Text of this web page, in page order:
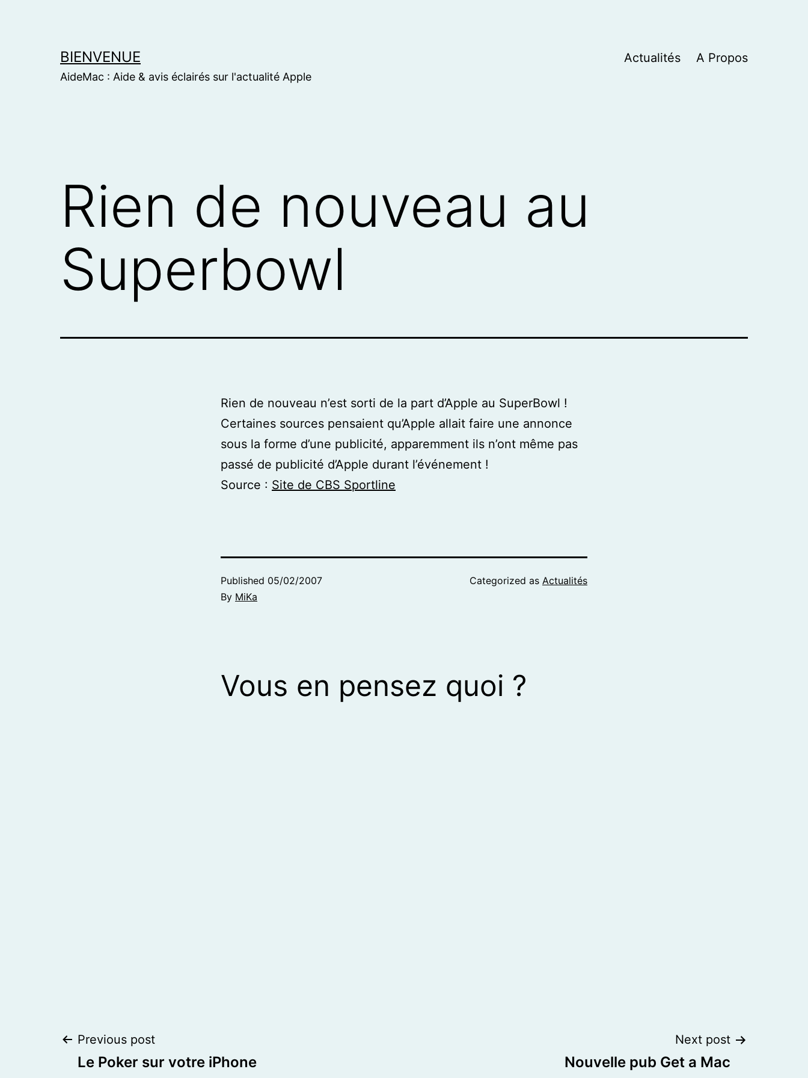
BIENVENUE
AideMac : Aide & avis éclairés sur l'actualité Apple
Actualités A Propos
Rien de nouveau au
Superbowl
Rien de nouveau n’est sorti de la part d’Apple au SuperBowl !
Certaines sources pensaient qu’Apple allait faire une annonce
sous la forme d’une publicité, apparemment ils n’ont même pas
passé de publicité d’Apple durant l’événement !
Source : Site de CBS Sportline
Published 05/02/2007
By MiKa
Categorized as Actualités
Vous en pensez quoi ?
Post
Previous post
Le Poker sur votre iPhone
Next post
Nouvelle pub Get a Mac